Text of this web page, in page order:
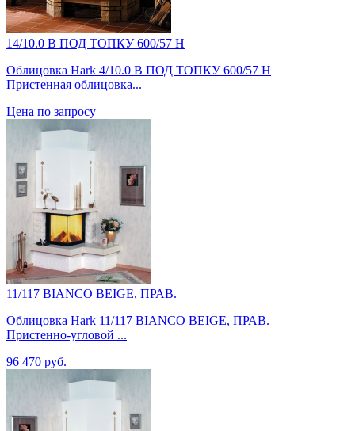
14/10.0 B ПОД ТОПКУ 600/57 H
Облицовка Hark 4/10.0 B ПОД ТОПКУ 600/57 H
Пристенная облицовка...
Цена по запросу
11/117 BIANCO BEIGE, ПРАВ.
Облицовка Hark 11/117 BIANCO BEIGE, ПРАВ.
Пристенно-угловой ...
96 470 руб.